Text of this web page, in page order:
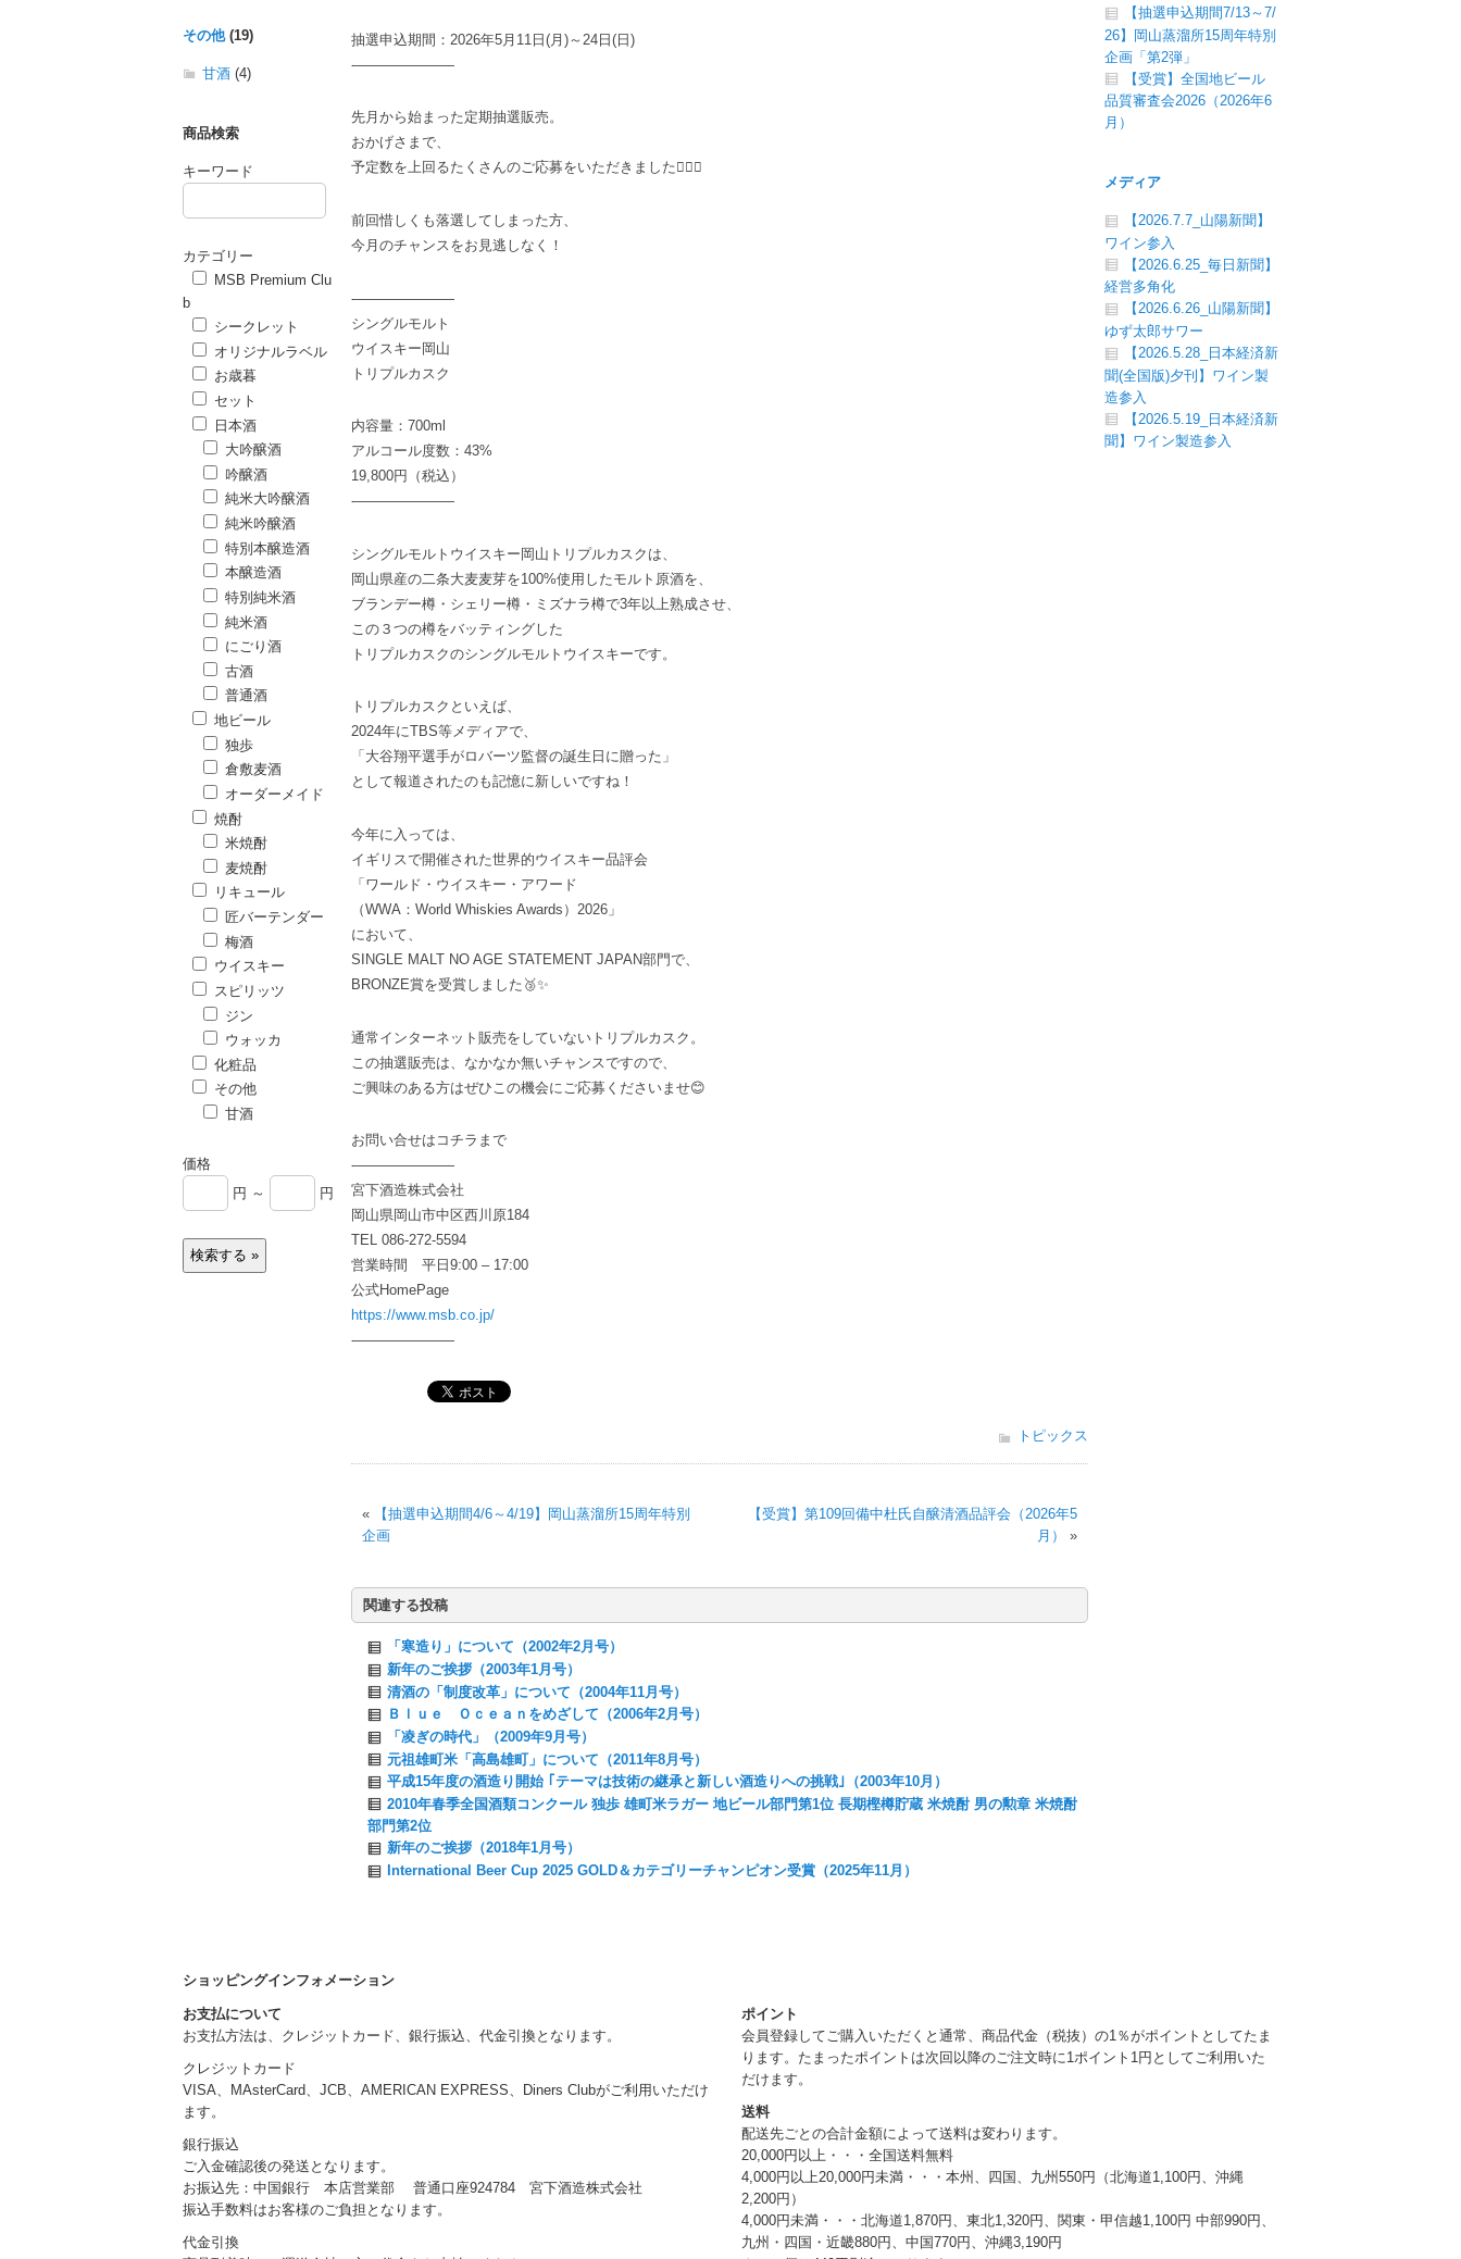
抽選申込期間：2026年5月11日(月)～24日(日)
-———————
先月から始まった定期抽選販売。
おかげさまで、
予定数を上回るたくさんのご応募をいただきました🙇🏻‍♀️
前回惜しくも落選してしまった方、
今月のチャンスをお見逃しなく！
-———————
シングルモルト
ウイスキー岡山
トリプルカスク
内容量：700ml
アルコール度数：43%
19,800円（税込）
-———————
シングルモルトウイスキー岡山トリプルカスクは、
岡山県産の二条大麦麦芽を100%使用したモルト原酒を、
ブランデー樽・シェリー樽・ミズナラ樽で3年以上熟成させ、
この３つの樽をバッティングした
トリプルカスクのシングルモルトウイスキーです。
トリプルカスクといえば、
2024年にTBS等メディアで、
「大谷翔平選手がロバーツ監督の誕生日に贈った」
として報道されたのも記憶に新しいですね！
今年に入っては、
イギリスで開催された世界的ウイスキー品評会
「ワールド・ウイスキー・アワード
（WWA：World Whiskies Awards）2026」
において、
SINGLE MALT NO AGE STATEMENT JAPAN部門で、
BRONZE賞を受賞しました🥉✨
通常インターネット販売をしていないトリプルカスク。
この抽選販売は、なかなか無いチャンスですので、
ご興味のある方はぜひこの機会にご応募くださいませ😊
お問い合せはコチラまで
-———————
宮下酒造株式会社
岡山県岡山市中区西川原184
TEL 086-272-5594
営業時間 平日9:00 – 17:00
公式HomePage
https://www.msb.co.jp/
-———————
トピックス
«
【抽選申込期間4/6～4/19】岡山蒸溜所15周年特別
企画
【受賞】第109回備中杜氏自醸清酒品評会（2026年5
月）
»
関連する投稿
「寒造り」について（2002年2月号）
新年のご挨拶（2003年1月号）
清酒の「制度改革」について（2004年11月号）
Ｂｌｕｅ Ｏｃｅａｎをめざして（2006年2月号）
「凌ぎの時代」（2009年9月号）
元祖雄町米「高島雄町」について（2011年8月号）
平成15年度の酒造り開始 ｢テーマは技術の継承と新しい酒造りへの挑戦｣（2003年10月）
2010年春季全国酒類コンクール 独歩 雄町米ラガー 地ビール部門第1位 長期樫樽貯蔵 米焼酎 男の勲章 米焼酎
部門第2位
新年のご挨拶（2018年1月号）
International Beer Cup 2025 GOLD＆カテゴリーチャンピオン受賞（2025年11月）
その他(19)
甘酒 (4)
商品検索
キーワード
カテゴリー
MSB Premium Clu
b
シークレット
オリジナルラベル
お歳暮
セット
日本酒
大吟醸酒
吟醸酒
純米大吟醸酒
純米吟醸酒
特別本醸造酒
本醸造酒
特別純米酒
純米酒
にごり酒
古酒
普通酒
地ビール
独歩
倉敷麦酒
オーダーメイド
焼酎
米焼酎
麦焼酎
リキュール
匠バーテンダー
梅酒
ウイスキー
スピリッツ
ジン
ウォッカ
化粧品
その他
甘酒
価格
円 ～
円
【抽選申込期間7/13～7/
26】岡山蒸溜所15周年特別
企画「第2弾」
【受賞】全国地ビール
品質審査会2026（2026年6
月）
メディア
【2026.7.7_山陽新聞】
ワイン参入
【2026.6.25_毎日新聞】
経営多角化
【2026.6.26_山陽新聞】
ゆず太郎サワー
【2026.5.28_日本経済新
聞(全国版)夕刊】ワイン製
造参入
【2026.5.19_日本経済新
聞】ワイン製造参入
ショッピングインフォメーション
お支払について
お支払方法は、クレジットカード、銀行振込、代金引換となります。
クレジットカード
VISA、MAsterCard、JCB、AMERICAN EXPRESS、Diners Clubがご利用いただけ
ます。
銀行振込
ご入金確認後の発送となります。
お振込先：中国銀行 本店営業部 普通口座924784 宮下酒造株式会社
振込手数料はお客様のご負担となります。
代金引換
ポイント
会員登録してご購入いただくと通常、商品代金（税抜）の1％がポイントとしてたま
ります。たまったポイントは次回以降のご注文時に1ポイント1円としてご利用いた
だけます。
送料
配送先ごとの合計金額によって送料は変わります。
20,000円以上・・・全国送料無料
4,000円以上20,000円未満・・・本州、四国、九州550円（北海道1,100円、沖縄
2,200円）
4,000円未満・・・北海道1,870円、東北1,320円、関東・甲信越1,100円 中部990円、
九州・四国・近畿880円、中国770円、沖縄3,190円